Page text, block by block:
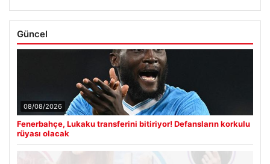
Güncel
08/08/2026
Fenerbahçe, Lukaku transferini bitiriyor! Defansların korkulu
rüyası olacak